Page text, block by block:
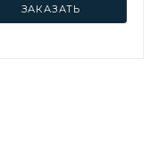
ЗАКАЗАТЬ